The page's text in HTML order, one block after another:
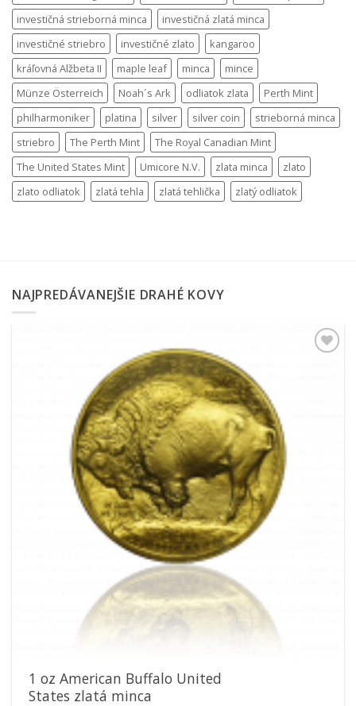
investičná strieborná minca
investičná zlatá minca
investičné striebro
investičné zlato
kangaroo
kráľovná Alžbeta II
maple leaf minca
mince
Münze Österreich
Noah´s Ark odliatok zlata
Perth Mint
philharmoniker
platina silver silver coin
strieborná minca
striebro
The Perth Mint
The Royal Canadian Mint
The United States Mint
Umicore N.V. zlata minca
zlato
zlato odliatok
zlatá tehla zlatá tehlička zlatý odliatok
NAJPREDÁVANEJŠIE DRAHÉ KOVY
1 oz American Buffalo United
States zlatá minca